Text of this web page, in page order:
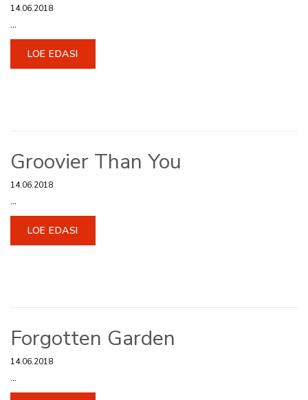
14.06.2018
...
LOE EDASI
Groovier Than You
14.06.2018
...
LOE EDASI
Forgotten Garden
14.06.2018
...